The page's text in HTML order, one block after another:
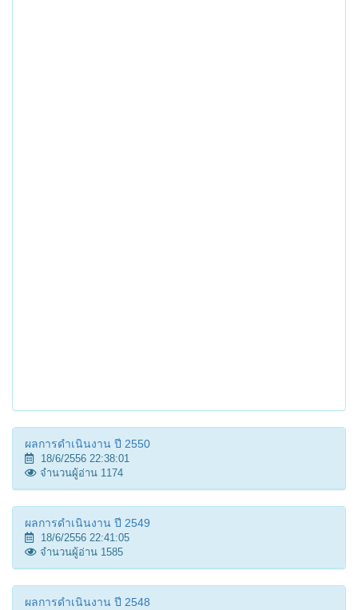
ผลการดำเนินงาน ปี 2550
18/6/2556 22:38:01
จำนวนผู้อ่าน 1174
ผลการดำเนินงาน ปี 2549
18/6/2556 22:41:05
จำนวนผู้อ่าน 1585
ผลการดำเนินงาน ปี 2548